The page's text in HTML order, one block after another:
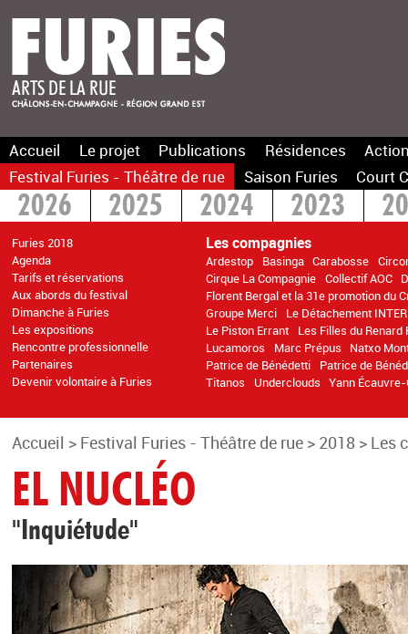
Accueil Le projet Publications Résidences
Festival Furies - Théâtre de rue
Saison Furies Court
2026 2025 2024 2023
Furies 2018
Agenda
Tarifs et réservations
Aux abords du festival
Dimanche à Furies
Les expositions
Rencontre professionnelle
Partenaires
Devenir volontaire à Furies
Les compagnies
Ardestop Basinga Carabosse
Cirque La Compagnie Collectif AOC
Florent Bergal et la 31e promotion du
Groupe Merci
Le Détachement
Le Piston Errant
Les Filles du Renard
Lucamoros
Marc Prépus
Natxo
Patrice de Bénédetti
Patrice de
Titanos
Underclouds Yann
2016 >2014
Accueil > Festival Furies - Théâtre de rue > 2018 > Les
EL NUCLÉO
"Inquiétude"